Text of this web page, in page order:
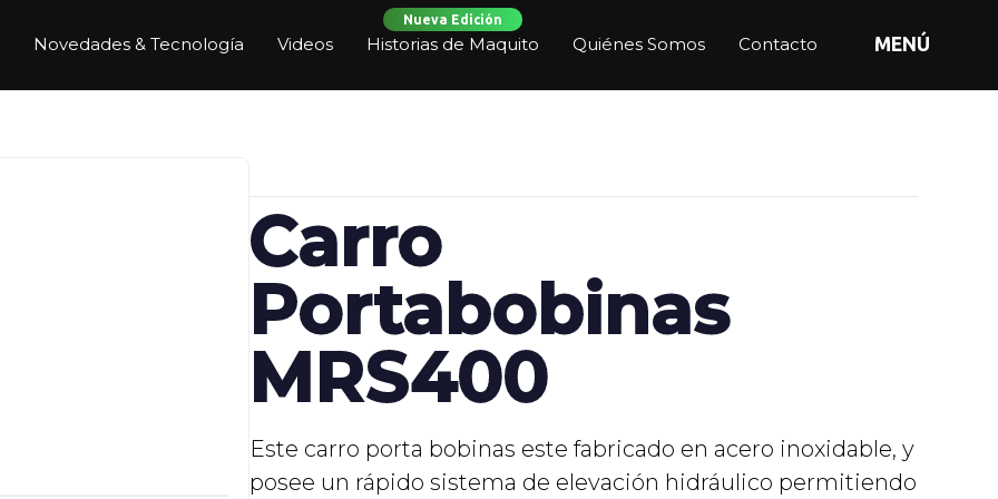
Novedades & Tecnología Videos
Nueva Edición
Historias de Maquito Quiénes Somos Contacto MENÚ
Carro
Portabobinas
MRS400
Este carro porta bobinas este fabricado en acero inoxidable, y
posee un rápido sistema de elevación hidráulico permitiendo